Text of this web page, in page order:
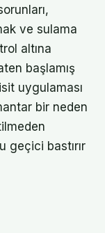
ve sulama
altına
başlamış
uygulaması
bir neden
geçici bastırır